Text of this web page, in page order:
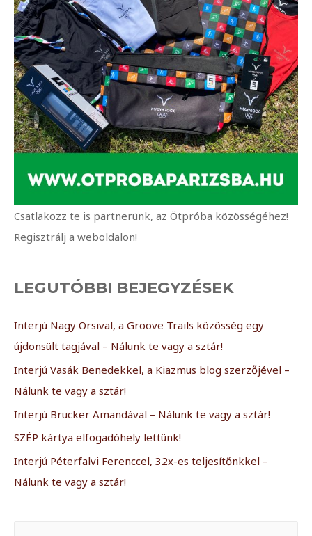
Csatlakozz te is partnerünk, az Ötpróba közösségéhez!
Regisztrálj a weboldalon!
LEGUTÓBBI BEJEGYZÉSEK
Interjú Nagy Orsival, a Groove Trails közösség egy
újdonsült tagjával – Nálunk te vagy a sztár!
Interjú Vasák Benedekkel, a Kiazmus blog szerzőjével –
Nálunk te vagy a sztár!
Interjú Brucker Amandával – Nálunk te vagy a sztár!
SZÉP kártya elfogadóhely lettünk!
Interjú Péterfalvi Ferenccel, 32x-es teljesítőnkkel –
Nálunk te vagy a sztár!